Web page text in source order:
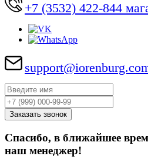
+7 (3532) 422-844
Спасибо, в ближайшее
наш менеджер!